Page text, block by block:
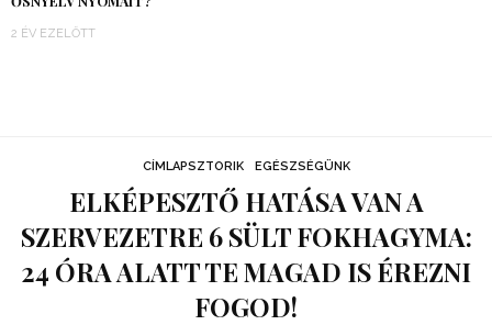
2 ÉV EZELŐTT
CÍMLAPSZTORIK EGÉSZSÉGÜNK
ELKÉPESZTŐ HATÁSA VAN A
SZERVEZETRE 6 SÜLT FOKHAGYMA:
24 ÓRA ALATT TE MAGAD IS ÉREZNI
FOGOD!